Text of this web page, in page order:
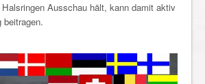
Ausschau hält, kann damit aktiv
beitragen.